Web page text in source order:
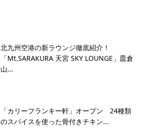
北九州空港の新ラウンジ徹底紹介！
「Mt.SARAKURA 天宮 SKY LOUNGE」皿倉
山...
「カリーフランキー軒」オープン 24種類
のスパイスを使った骨付きチキン...